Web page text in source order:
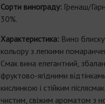
Сорти винограду: Гренаш/
30%.
Характеристика: Вино
кольору з легкими
Смак вина елегантний,
фруктово-ягідними
кислинкою і стійким
чистим, свіжим ароматом з